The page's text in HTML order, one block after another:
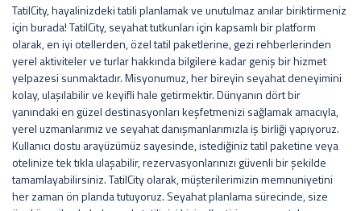
TatilCity, hayalinizdeki tatili planlamak ve unutulmaz anılar biriktirmeniz
için burada! TatilCity, seyahat tutkunları için kapsamlı bir platform
olarak, en iyi otellerden, özel tatil paketlerine, gezi rehberlerinden
yerel aktiviteler ve turlar hakkında bilgilere kadar geniş bir hizmet
yelpazesi sunmaktadır. Misyonumuz, her bireyin seyahat deneyimini
kolay, ulaşılabilir ve keyifli hale getirmektir. Dünyanın dört bir
yanındaki en güzel destinasyonları keşfetmenizi sağlamak amacıyla,
yerel uzmanlarımız ve seyahat danışmanlarımızla iş birliği yapıyoruz.
Kullanıcı dostu arayüzümüz sayesinde, istediğiniz tatil paketine veya
otelinize tek tıkla ulaşabilir, rezervasyonlarınızı güvenli bir şekilde
tamamlayabilirsiniz. TatilCity olarak, müşterilerimizin memnuniyetini
her zaman ön planda tutuyoruz. Seyahat planlama sürecinde, size